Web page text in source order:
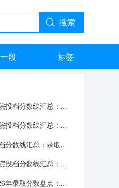
搜索
段 标签
2026广东职业技术学院投档分数线汇总：录取分数、报到与就业数据
2026广东文艺职业学院投档分数线汇总：录取分数、报到与就业数据
2026新疆职业大学投档分数线汇总：录取分数、报到与就业数据
2026广州松田职业学院投档分数线汇总：录取分数、报到与就业数据
山东水利职业学院2026年录取分数盘点：宿舍、费用、就业与FAQ